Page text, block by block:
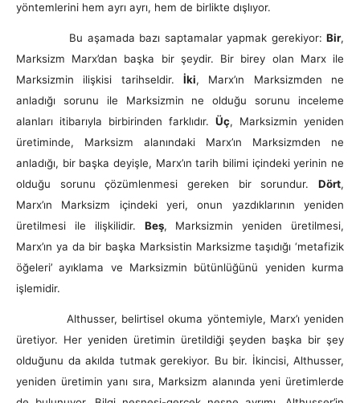
yöntemlerini hem ayrı ayrı, hem de birlikte dışlıyor.
Bu aşamada bazı saptamalar yapmak gerekiyor: Bir,
Marksizm Marx’dan başka bir şeydir. Bir birey olan Marx ile
Marksizmin ilişkisi tarihseldir. İki, Marx’ın Marksizmden ne
anladığı sorunu ile Marksizmin ne olduğu sorunu inceleme
alanları itibarıyla birbirinden farklıdır. Üç, Marksizmin yeniden
üretiminde, Marksizm alanındaki Marx’ın Marksizmden ne
anladığı, bir başka deyişle, Marx’ın tarih bilimi içindeki yerinin ne
olduğu sorunu çözümlenmesi gereken bir sorundur. Dört,
Marx’ın Marksizm içindeki yeri, onun yazdıklarının yeniden
üretilmesi ile ilişkilidir. Beş, Marksizmin yeniden üretilmesi,
Marx’ın ya da bir başka Marksistin Marksizme taşıdığı ‘metafizik
öğeleri’ ayıklama ve Marksizmin bütünlüğünü yeniden kurma
işlemidir.
Althusser, belirtisel okuma yöntemiyle, Marx’ı yeniden
üretiyor. Her yeniden üretimin üretildiği şeyden başka bir şey
olduğunu da akılda tutmak gerekiyor. Bu bir. İkincisi, Althusser,
yeniden üretimin yanı sıra, Marksizm alanında yeni üretimlerde